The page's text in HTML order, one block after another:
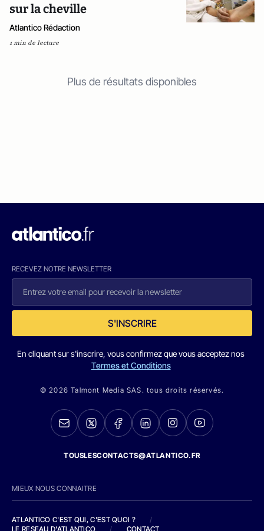
sur la cheville
Atlantico Rédaction
1 min de lecture
Plus de résultats disponibles
RECEVEZ NOTRE NEWSLETTER
S'INSCRIRE
En cliquant sur s'inscrire, vous confirmez que vous acceptez nos
Termes et Conditions
© 2026 Talmont Media SAS. tous droits réservés.
TOUSLESCONTACTS@ATLANTICO.FR
MIEUX NOUS CONNAITRE
ATLANTICO C'EST QUI, C'EST QUOI ?
/
LE RESEAU D'ATLANTICO
/ CONTACT